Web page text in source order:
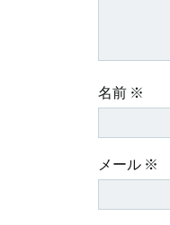
名前 ※
メール ※